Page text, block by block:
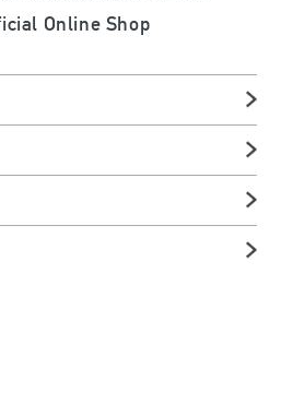
Online Shop